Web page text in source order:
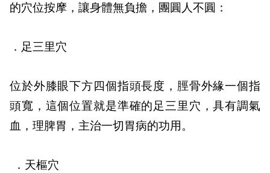
的穴位按摩，讓身體無負擔，團圓人不圓：
．足三里穴
位於外膝眼下方四個指頭長度，脛骨外緣一個指
頭寬，這個位置就是準確的足三里穴，具有調氣
血，理脾胃，主治一切胃病的功用。
．天樞穴